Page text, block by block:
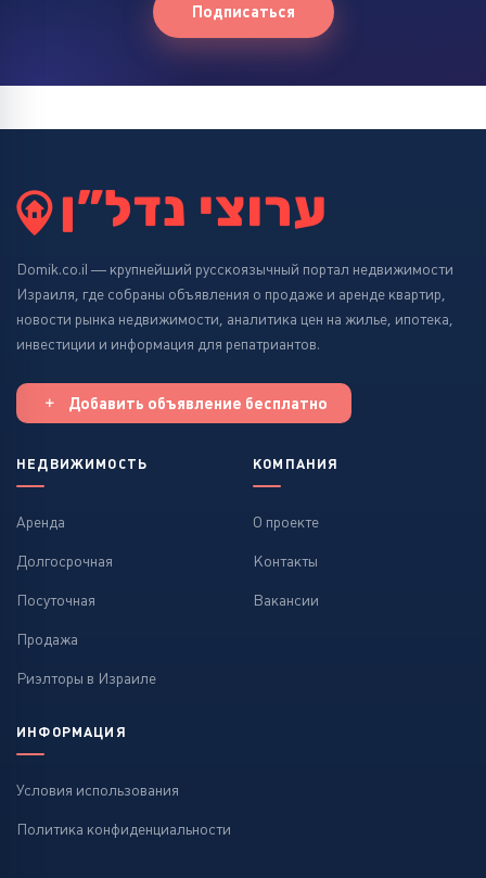
Подписаться
Domik.co.il — крупнейший русскоязычный портал недвижимости
Израиля, где собраны объявления о продаже и аренде квартир,
новости рынка недвижимости, аналитика цен на жилье, ипотека,
инвестиции и информация для репатриантов.
Добавить объявление бесплатно
НЕДВИЖИМОСТЬ
Аренда
Долгосрочная
Посуточная
Продажа
Риэлторы в Израиле
КОМПАНИЯ
О проекте
Контакты
Вакансии
ИНФОРМАЦИЯ
Условия использования
Политика конфиденциальности